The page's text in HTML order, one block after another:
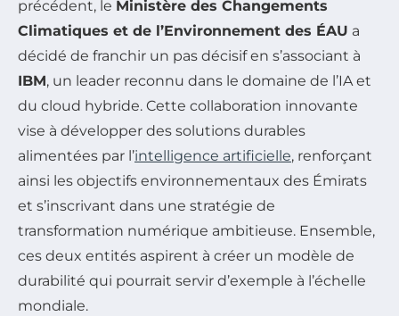
précédent, le Ministère des Changements
Climatiques et de l’Environnement des ÉAU a
décidé de franchir un pas décisif en s’associant à
IBM, un leader reconnu dans le domaine de l’IA et
du cloud hybride. Cette collaboration innovante
vise à développer des solutions durables
alimentées par l’intelligence artificielle, renforçant
ainsi les objectifs environnementaux des Émirats
et s’inscrivant dans une stratégie de
transformation numérique ambitieuse. Ensemble,
ces deux entités aspirent à créer un modèle de
durabilité qui pourrait servir d’exemple à l’échelle
mondiale.